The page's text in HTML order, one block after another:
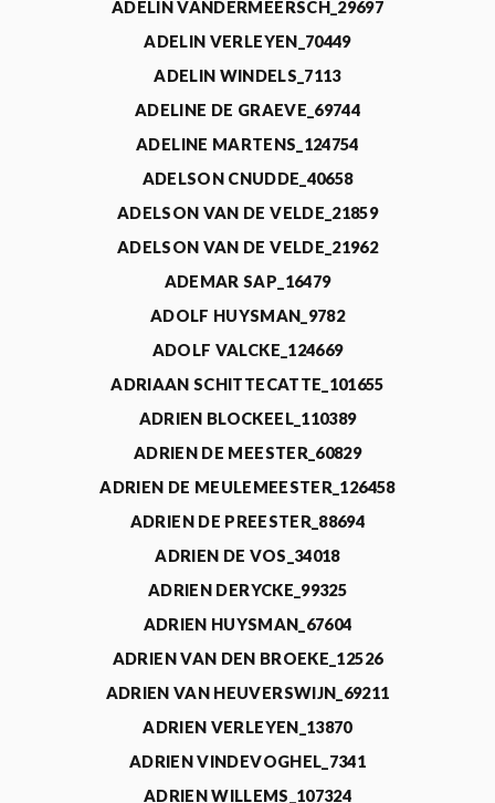
ADELIN VANDERMEERSCH_29697
ADELIN VERLEYEN_70449
ADELIN WINDELS_7113
ADELINE DE GRAEVE_69744
ADELINE MARTENS_124754
ADELSON CNUDDE_40658
ADELSON VAN DE VELDE_21859
ADELSON VAN DE VELDE_21962
ADEMAR SAP_16479
ADOLF HUYSMAN_9782
ADOLF VALCKE_124669
ADRIAAN SCHITTECATTE_101655
ADRIEN BLOCKEEL_110389
ADRIEN DE MEESTER_60829
ADRIEN DE MEULEMEESTER_126458
ADRIEN DE PREESTER_88694
ADRIEN DE VOS_34018
ADRIEN DERYCKE_99325
ADRIEN HUYSMAN_67604
ADRIEN VAN DEN BROEKE_12526
ADRIEN VAN HEUVERSWIJN_69211
ADRIEN VERLEYEN_13870
ADRIEN VINDEVOGHEL_7341
ADRIEN WILLEMS_107324